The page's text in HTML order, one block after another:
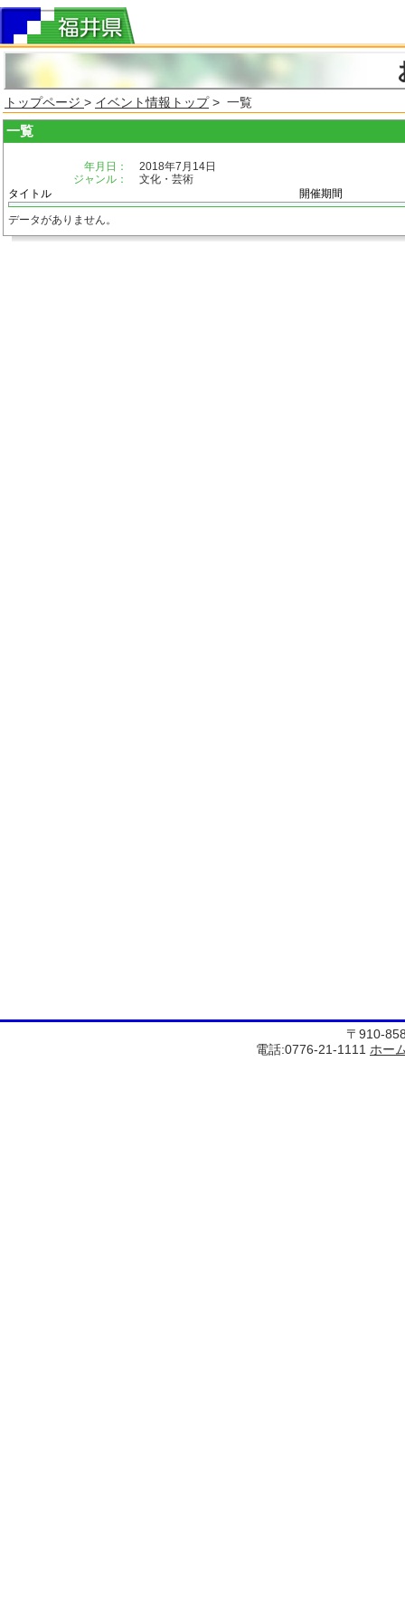
トップページ > イベント情報トップ> 一覧
一覧
年月日：
2018年7月14日
ジャンル：
文化・芸術
タイトル
開催期間
データがありません。
〒910-
電話:0776-21-1111 ホー